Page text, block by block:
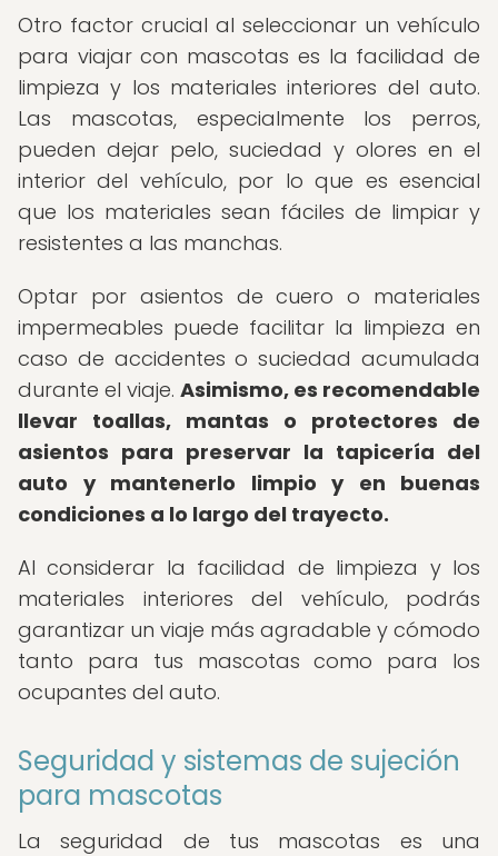
Otro factor crucial al seleccionar un vehículo
para viajar con mascotas es la facilidad de
limpieza y los materiales interiores del auto.
Las mascotas, especialmente los perros,
pueden dejar pelo, suciedad y olores en el
interior del vehículo, por lo que es esencial
que los materiales sean fáciles de limpiar y
resistentes a las manchas.
Optar por asientos de cuero o materiales
impermeables puede facilitar la limpieza en
caso de accidentes o suciedad acumulada
durante el viaje. Asimismo, es recomendable
llevar toallas, mantas o protectores de
asientos para preservar la tapicería del
auto y mantenerlo limpio y en buenas
condiciones a lo largo del trayecto.
Al considerar la facilidad de limpieza y los
materiales interiores del vehículo, podrás
garantizar un viaje más agradable y cómodo
tanto para tus mascotas como para los
ocupantes del auto.
Seguridad y sistemas de sujeción
para mascotas
La seguridad de tus mascotas es una